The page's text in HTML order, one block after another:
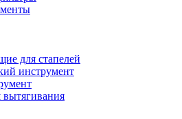
для стапелей
инструмент
вытягивания